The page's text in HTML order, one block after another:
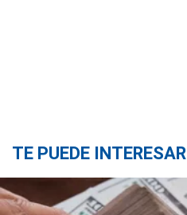
TE PUEDE INTERESAR